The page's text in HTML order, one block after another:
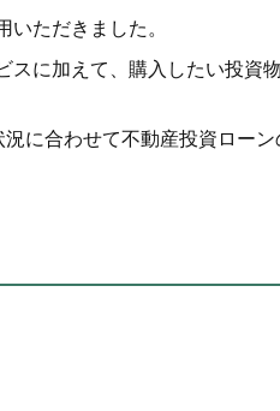
ただきました。
スに加えて、購入したい投資
に合わせて不動産投資ローン